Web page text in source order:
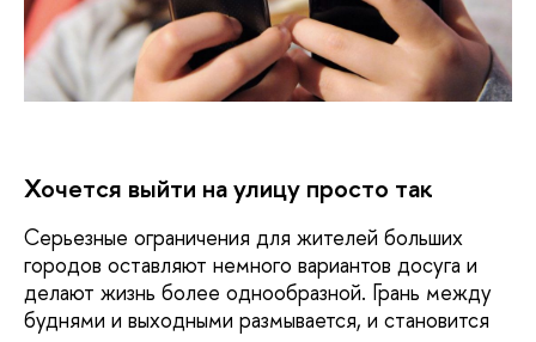
Хочется выйти на улицу просто так
Серьезные ограничения для жителей больших
городов оставляют немного вариантов досуга и
делают жизнь более однообразной. Грань между
буднями и выходными размывается, и становится